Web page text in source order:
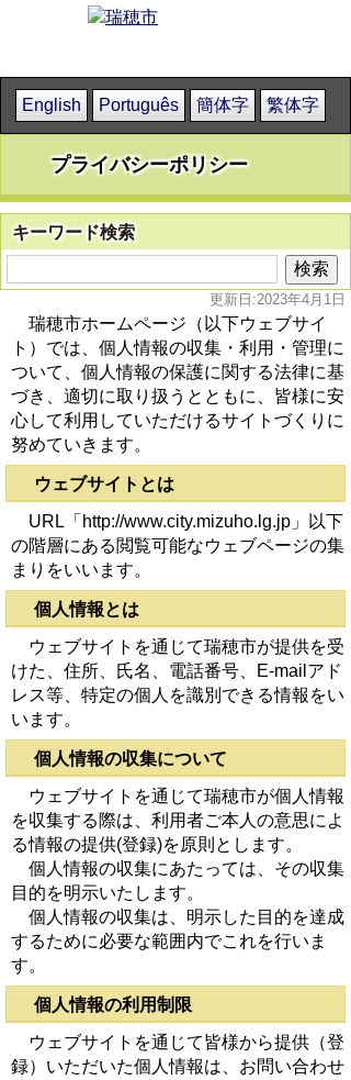
English Português 簡体字 繁体字
プライバシーポリシー
キーワード検索
更新日:2023年4月1日
瑞穂市ホームページ（以下ウェブサイ
ト）では、個人情報の収集・利用・管理に
ついて、個人情報の保護に関する法律に基
づき、適切に取り扱うとともに、皆様に安
心して利用していただけるサイトづくりに
努めていきます。
ウェブサイトとは
URL「http://www.city.mizuho.lg.jp」以下
の階層にある閲覧可能なウェブページの集
まりをいいます。
個人情報とは
ウェブサイトを通じて瑞穂市が提供を受
けた、住所、氏名、電話番号、E-mailアド
レス等、特定の個人を識別できる情報をい
います。
個人情報の収集について
ウェブサイトを通じて瑞穂市が個人情報
を収集する際は、利用者ご本人の意思によ
る情報の提供(登録)を原則とします。
個人情報の収集にあたっては、その収集
目的を明示いたします。
個人情報の収集は、明示した目的を達成
するために必要な範囲内でこれを行いま
す。
個人情報の利用制限
ウェブサイトを通じて皆様から提供（登
録）いただいた個人情報は、お問い合わせ